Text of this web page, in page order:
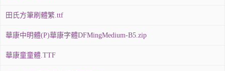
田氏方筆刷體繁.ttf
華康中明體(P)華康字體DFMingMedium-B5.zip
華康童童體.TTF